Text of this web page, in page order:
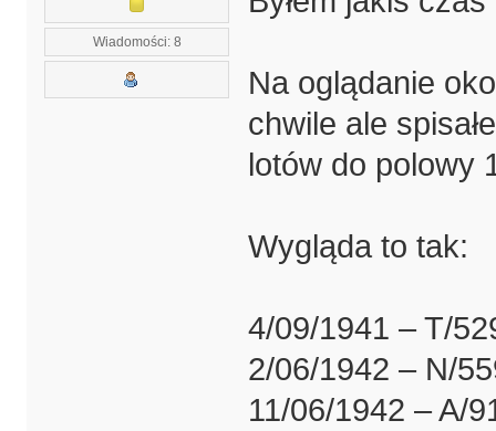
Wiadomości: 8
Na oglądanie
chwile ale
lotów do polowy
Wygląda to tak:
4/09/1941 – T/
2/06/1942 – N/
11/06/1942 – A/